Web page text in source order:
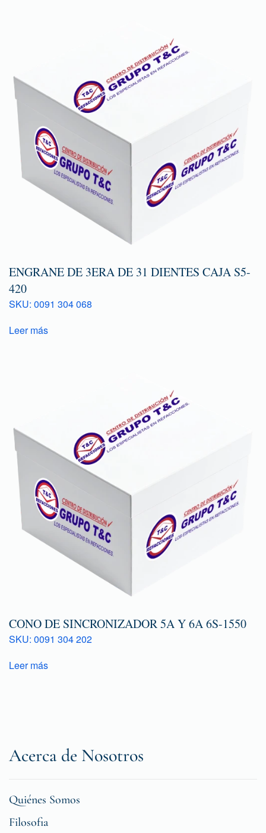
ENGRANE DE 3ERA DE 31 DIENTES CAJA S5-
420
SKU: 0091 304 068
Leer más
CONO DE SINCRONIZADOR 5A Y 6A 6S-1550
SKU: 0091 304 202
Leer más
Acerca de Nosotros
Quiénes Somos
Filosofia